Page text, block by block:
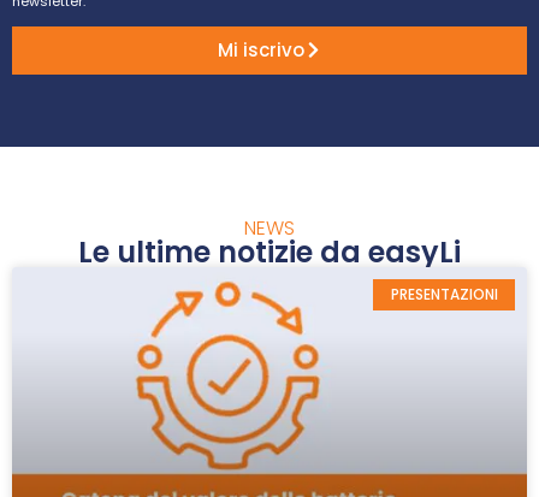
Mi iscrivo
NEWS
Le ultime notizie da easyLi
PRESENTAZIONI